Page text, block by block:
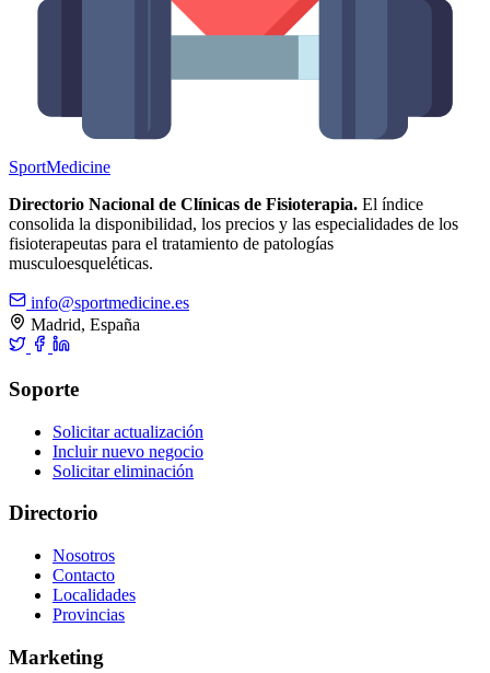
SportMedicine
Directorio Nacional de Clínicas de Fisioterapia. El índice
consolida la disponibilidad, los precios y las especialidades de los
fisioterapeutas para el tratamiento de patologías
musculoesqueléticas.
info@sportmedicine.es
Madrid, España
Soporte
Solicitar actualización
Incluir nuevo negocio
Solicitar eliminación
Directorio
Nosotros
Contacto
Localidades
Provincias
Marketing